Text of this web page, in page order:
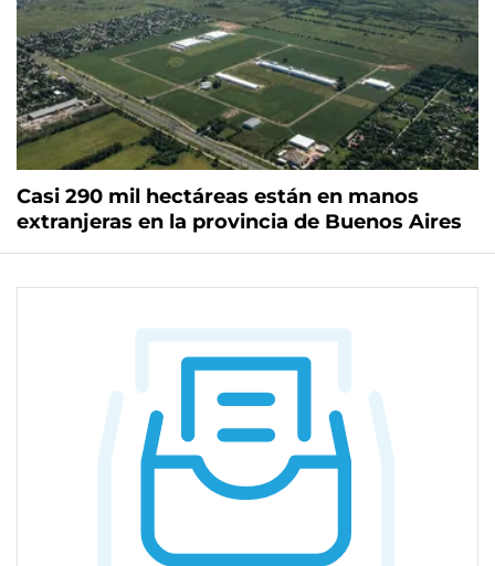
Casi 290 mil hectáreas están en manos
extranjeras en la provincia de Buenos Aires